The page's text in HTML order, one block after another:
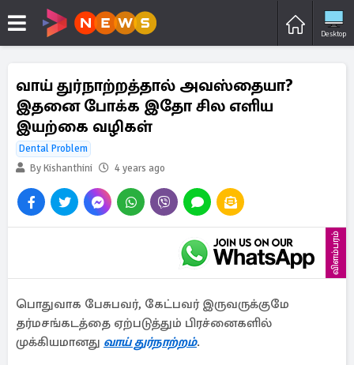
Desktop
வாய் துர்நாற்றத்தால் அவஸ்தையா?
இதனை போக்க இதோ சில எளிய
இயற்கை வழிகள்
Dental Problem
By Kishanthini
4 years ago
விளம்பரம்
பொதுவாக பேசுபவர், கேட்பவர் இருவருக்குமே
தர்மசங்கடத்தை ஏற்படுத்தும் பிரச்னைகளில்
முக்கியமானது வாய் துர்நாற்றம்.